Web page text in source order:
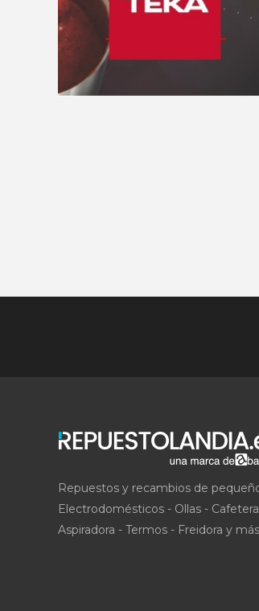
Repuestos y recambios de
Electrodomésticos - Ollas -
Aspiradora - Termos - Freidora y más